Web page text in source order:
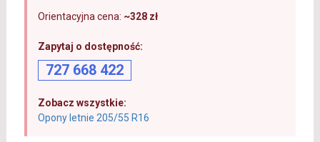
Orientacyjna cena: ~328 zł
Zapytaj o dostępność:
727 668 422
Zobacz wszystkie:
Opony letnie 205/55 R16